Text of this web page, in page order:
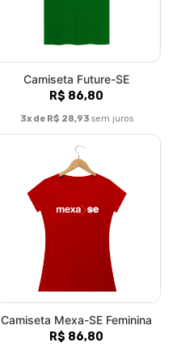
Camiseta Future-SE
R$ 86,80
3x de R$ 28,93 sem juros
Camiseta Mexa-SE Feminina
R$ 86,80